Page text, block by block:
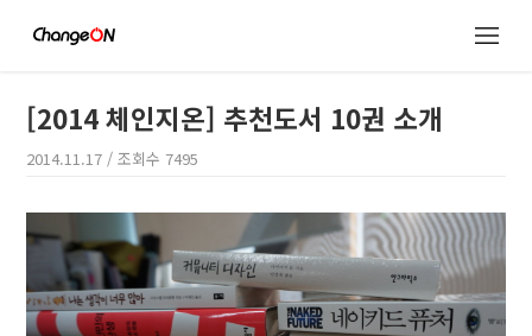
[2014 체인지온] 추천도서 10권 소개
2014.11.17 / 조회수 7495